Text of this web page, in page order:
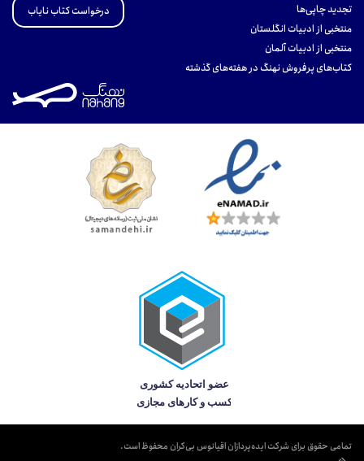
تجدید چاپی‌ها
منتخبی از ادبیات انگلستان
منتخبی از ادبیات آلمان
کتاب‌های پرفروش نهنگ در هفته‌های گذشته
درخواست کتاب نایاب
تمامی حقوق برای شرکت ایده‌پردازان اقیانوس بی‌کران محفوظ است.